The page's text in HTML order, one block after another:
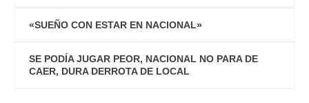
«SUEÑO CON ESTAR EN NACIONAL»
SE PODÍA JUGAR PEOR, NACIONAL NO PARA DE
CAER, DURA DERROTA DE LOCAL